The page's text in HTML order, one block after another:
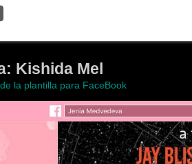
Kishida Mel
la plantilla para FaceBook